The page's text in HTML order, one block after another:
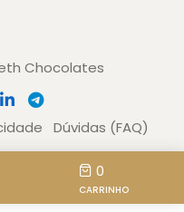
Chocolates
Dúvidas (FAQ)
0
CARRINHO